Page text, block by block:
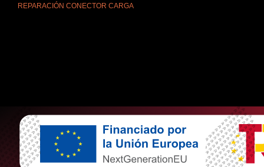
REPARACIÓN CONECTOR CARGA